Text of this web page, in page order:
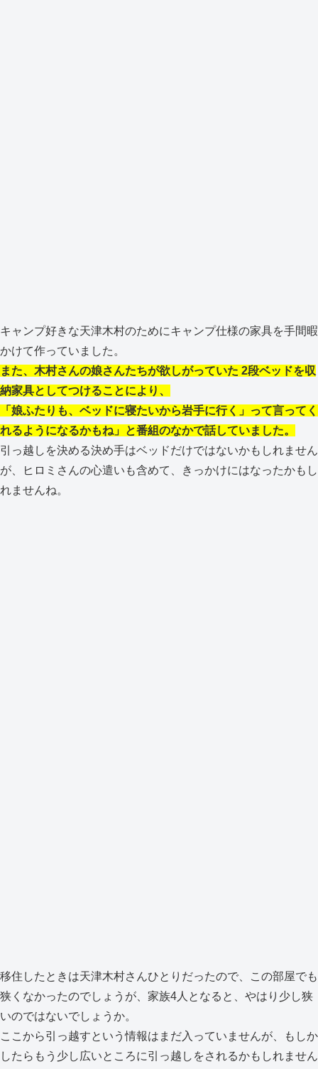
キャンプ好きな天津木村のためにキャンプ仕様の家具を手間暇
かけて作っていました。
また、木村さんの娘さんたちが欲しがっていた 2段ベッドを収
納家具としてつけることにより、
「娘ふたりも、ベッドに寝たいから岩手に行く」って言ってく
れるようになるかもね」と番組のなかで話していました。
引っ越しを決める決め手はベッドだけではないかもしれません
が、ヒロミさんの心遣いも含めて、きっかけにはなったかもし
れませんね。
移住したときは天津木村さんひとりだったので、この部屋でも
狭くなかったのでしょうが、家族4人となると、やはり少し狭
いのではないでしょうか。
ここから引っ越すという情報はまだ入っていませんが、もしか
したらもう少し広いところに引っ越しをされるかもしれません